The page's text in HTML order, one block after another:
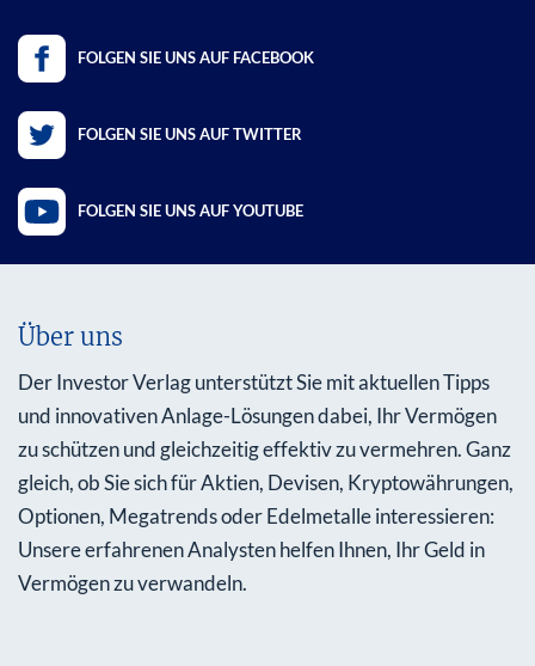
FOLGEN SIE UNS AUF FACEBOOK
FOLGEN SIE UNS AUF TWITTER
FOLGEN SIE UNS AUF YOUTUBE
Über uns
Der Investor Verlag unterstützt Sie mit aktuellen Tipps
und innovativen Anlage-Lösungen dabei, Ihr Vermögen
zu schützen und gleichzeitig effektiv zu vermehren. Ganz
gleich, ob Sie sich für Aktien, Devisen, Kryptowährungen,
Optionen, Megatrends oder Edelmetalle interessieren:
Unsere erfahrenen Analysten helfen Ihnen, Ihr Geld in
Vermögen zu verwandeln.